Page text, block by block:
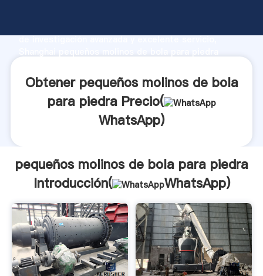
de investigación avanzada y excelente servicio,
clientes.
Obtener pequeños molinos de bola
para piedra Precio(
WhatsApp)
pequeños molinos de bola para piedra
Introducción(
WhatsApp)